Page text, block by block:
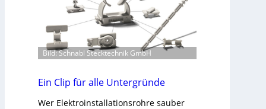
Bild: Schnabl Stecktechnik GmbH
Ein Clip für alle Untergründe
Wer Elektroinstallationsrohre sauber